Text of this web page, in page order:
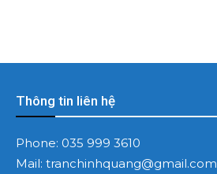
Thông tin liên hệ
Phone: 035 999 3610
Mail: tranchinhquang@gmail.com